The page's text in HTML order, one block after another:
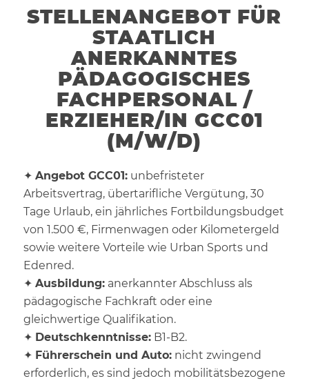
STELLENANGEBOT FÜR
STAATLICH
ANERKANNTES
PÄDAGOGISCHES
FACHPERSONAL /
ERZIEHER/IN GCC01
(M/W/D)
✦ Angebot GCC01:unbefristeter
Arbeitsvertrag, übertarifliche Vergütung, 30
Tage Urlaub, ein jährliches Fortbildungsbudget
von 1.500 €, Firmenwagen oder Kilometergeld
sowie weitere Vorteile wie Urban Sports und
Edenred.
✦ Ausbildung:anerkannter Abschluss als
pädagogische Fachkraft oder eine
gleichwertige Qualifikation.
✦ Deutschkenntnisse:B1-B2.
✦ Führerschein und Auto:nicht zwingend
erforderlich, es sind jedoch mobilitätsbezogene